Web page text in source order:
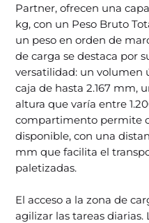
Partner, ofrecen una
kg, con un Peso Bruto
un peso en orden de
de carga se destaca por
versatilidad: un volumen
caja de hasta 2.167 mm,
altura que varía entre
compartimento permite
disponible, con una
mm que facilita el
paletizadas.
El acceso a la zona de
agilizar las tareas